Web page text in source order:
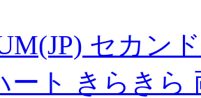
セカン
ート きらきら